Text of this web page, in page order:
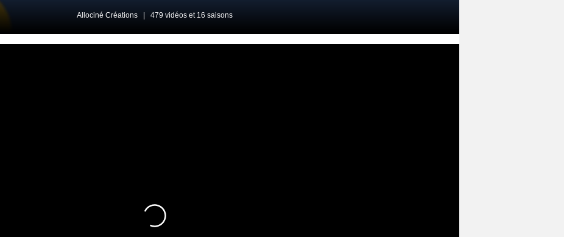
Allociné Créations 479 vidéos et 16 saisons